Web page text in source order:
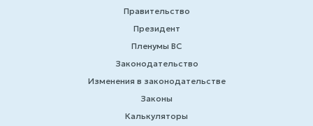
Правительство
Президент
Пленумы ВС
Законодательство
Изменения в законодательстве
Законы
Калькуляторы